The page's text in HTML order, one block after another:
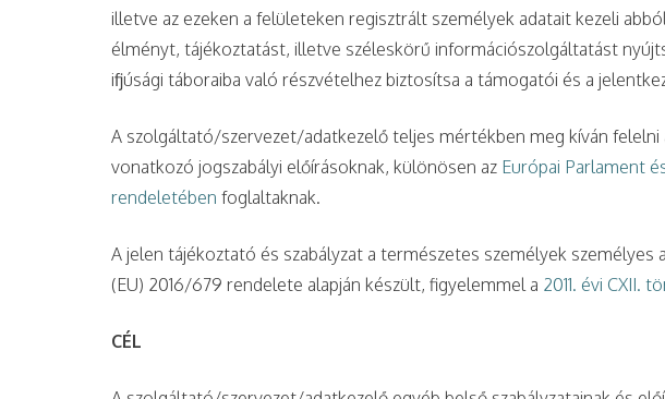
illetve az ezeken a felületeken regisztrált személyek adatait kezeli
élményt, tájékoztatást, illetve széleskörű információszolgáltatást
ifjúsági táboraiba való részvételhez biztosítsa a támogatói és a
A szolgáltató/szervezet/adatkezelő teljes mértékben meg kíván felelni
vonatkozó jogszabályi előírásoknak, különösen az Európai Parlament
rendeletében foglaltaknak.
A jelen tájékoztató és szabályzat a természetes személyek személyes
(EU) 2016/679 rendelete alapján készült, figyelemmel a 2011. évi CXII.
CÉL